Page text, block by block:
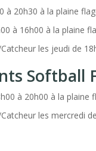
à 20h30 à la plaine
à 16h00 à la plaine
les jeudi de
Softball
à 20h00 à la plaine
les mercredi